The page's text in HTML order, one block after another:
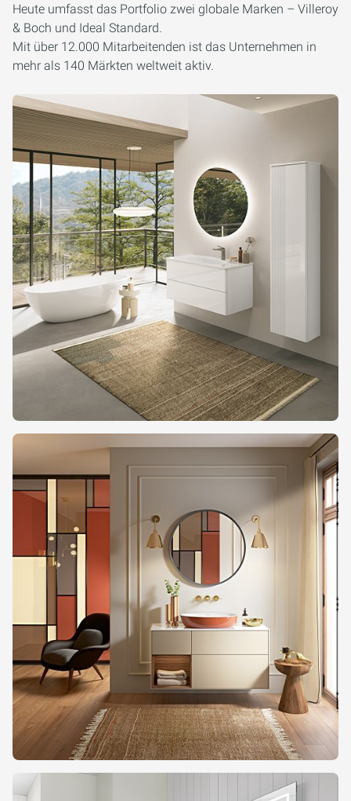
Heute umfasst das Portfolio zwei globale Marken – Villeroy
& Boch und Ideal Standard.
Mit über 12.000 Mitarbeitenden ist das Unternehmen in
mehr als 140 Märkten weltweit aktiv.